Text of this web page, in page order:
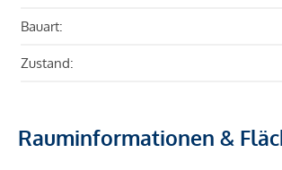
Bauart:
Zustand:
Rauminformationen &